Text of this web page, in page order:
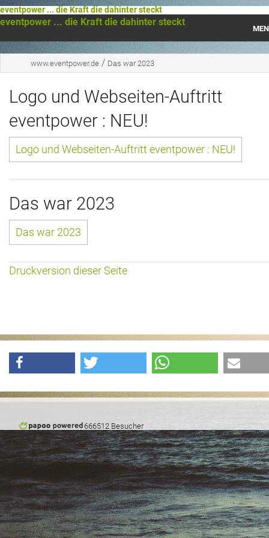
eventpower ... die Kraft die dahinter steckt
eventpower ... die Kraft die dahinter steckt
Startseite
Das war 2021
Das war 2020
Das war 2018
Das war 2013
Das war 2012
Das war 2011
Das war 2010
Das war 2009
eventpower World
Services + Locations
Projekte + Kunden
www.eventpower.de / Das war 2023
Logo und Webseiten-Auftritt
eventpower : NEU!
Logo und Webseiten-Auftritt eventpower : NEU!
Das war 2023
Das war 2023
Druckversion dieser Seite
666512 Besucher